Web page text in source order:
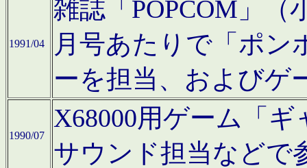
1991/04
雑誌「POPCOM」（
月号あたりで「ポン
ーを担当、およびゲ
1990/07
X68000用ゲーム「
サウンド担当などで